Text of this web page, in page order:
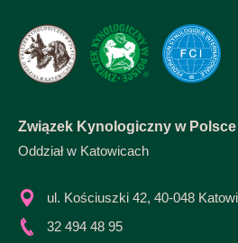
Związek Kynologiczny w Polsce
Oddział w Katowicach
ul. Kościuszki 42, 40-048
32 494 48 95